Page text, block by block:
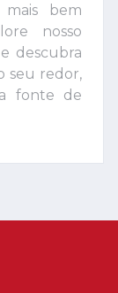
bem
nosso
descubra
seu redor,
fonte de